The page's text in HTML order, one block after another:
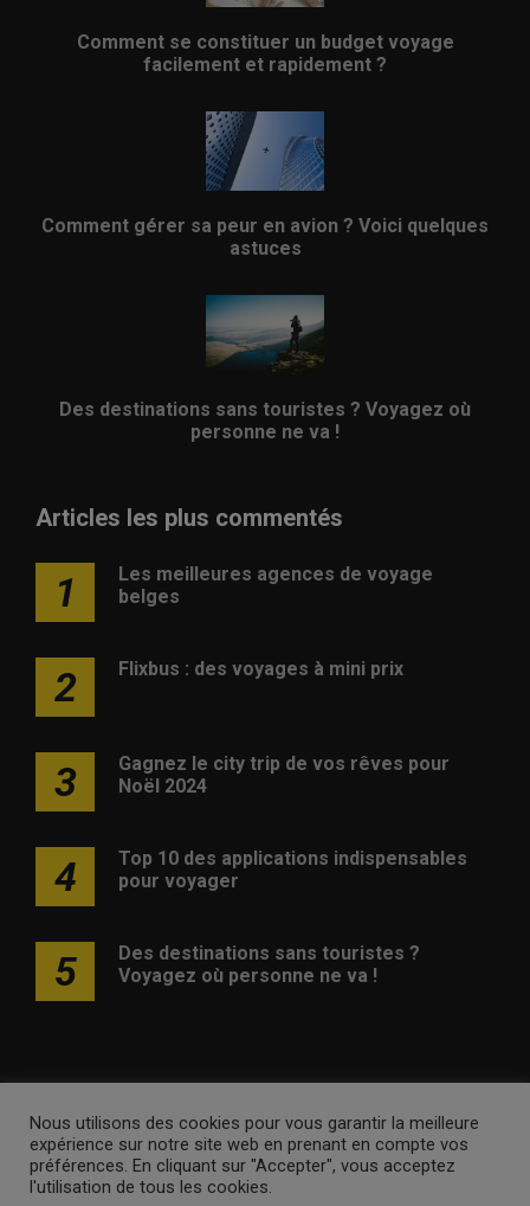
Comment se constituer un budget voyage
facilement et rapidement ?
Comment gérer sa peur en avion ? Voici quelques
astuces
Des destinations sans touristes ? Voyagez où
personne ne va !
Articles les plus commentés
1
Les meilleures agences de voyage
belges
2 Flixbus : des voyages à mini prix
3
Gagnez le city trip de vos rêves pour
Noël 2024
4
Top 10 des applications indispensables
pour voyager
5
Des destinations sans touristes ?
Voyagez où personne ne va !
Publicité Contact Avertissement Newsletter
Politique
de confidentialité
Nous utilisons des cookies pour vous garantir la meilleure
expérience sur notre site web en prenant en compte vos
préférences. En cliquant sur "Accepter", vous acceptez
l'utilisation de tous les cookies.